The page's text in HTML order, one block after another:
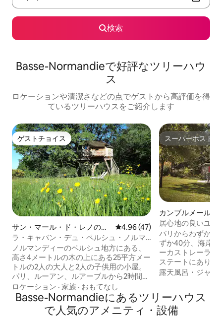
検索
Basse-Normandieで好評なツリーハウ
ス
ロケーションや清潔さなどの点でゲストから高評価を得
ているツリーハウスをご紹介します
ゲストチョイス
ゲストチョイス
サン・マール・ド・レノのツ
リーハウス
レビュー47件、5つ星中4.96つ
4.96 (47)
ラ・キャバン・デュ・ペルシュ・ノルマ
ンディーF
ノルマンディーのペルシュ地方にある、
高さ4メートルの木の上にある25平方メー
トルの2人の大人と2人の子供用の小屋。
パリ、ルーアン、ルアーブルから2時間、
ル・マンから1時間、カーンから1時間30
分。Mortagne-au-Perche（レストラ
ン、あらゆる店舗）から7kmの場所にあ
ります。自然の中にある快適な宿泊施設
ロケーション · 家族 · おもてなし
スーパーホスト
スーパーホスト
カンブルメールの
カー・RV
居心地の良いユニ
Roulotte」
パリからわずか1
ずか40分、海岸
ーカストレーラー
ステートにあり、
ンゴ園の中心部に
があり、庭園/リ
景色を眺めることがで
朝食バスケット、
露天風呂・ジャグ
Basse-Normandieにあるツリーハウス
で人気のアメニティ・設備